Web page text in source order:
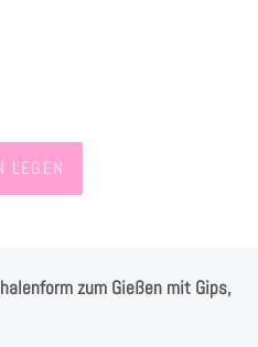
LEGEN
zum Gießen mit Gips,